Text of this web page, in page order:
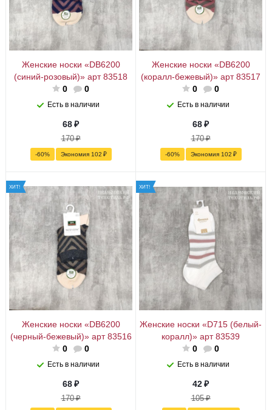
Женские носки «DB6200
(синий-розовый)» арт 83518
0
0
Есть в наличии
68₽
170₽
-60% Экономия 102 ₽
Женские носки «DB6200
(коралл-бежевый)» арт 83517
0
0
Есть в наличии
68₽
170₽
-60% Экономия 102 ₽
ХИТ!
Женские носки «DB6200
(черный-бежевый)» арт 83516
0
0
Есть в наличии
68₽
170₽
ХИТ!
Женские носки «D715 (белый-
коралл)» арт 83539
0
0
Есть в наличии
42₽
105₽